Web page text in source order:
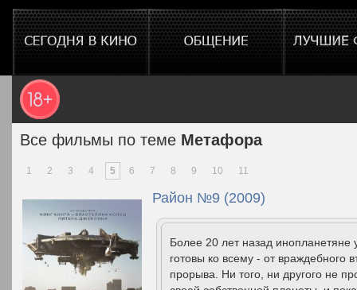
Все фильмы по теме Метафора
1 2 3 4 5 6 7 8 9 10 11
Район №9 (2009)
Более 20 лет назад
готовы ко всему - от враждебного
прорыва. Ни того, ни другого не